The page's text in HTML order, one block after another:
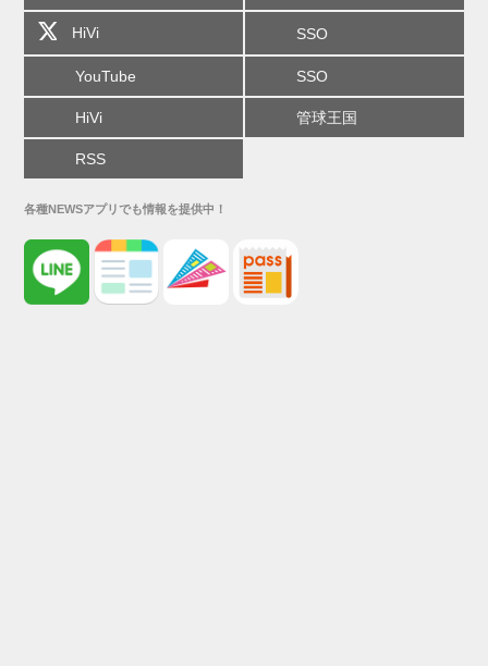
HiVi SSO
YouTube SSO
HiVi 管球王国
RSS
各種NEWSアプリでも情報を提供中！